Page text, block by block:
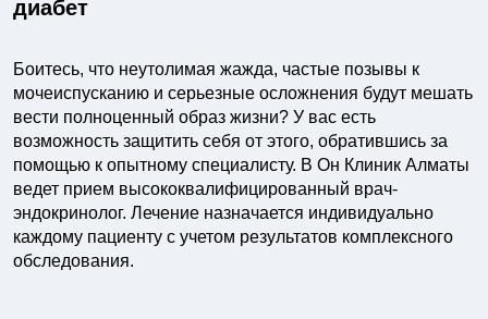
диабет
Боитесь, что неутолимая жажда, частые позывы к
мочеиспусканию и серьезные осложнения будут мешать
вести полноценный образ жизни? У вас есть
возможность защитить себя от этого, обратившись за
помощью к опытному специалисту. В Он Клиник Алматы
ведет прием высококвалифицированный врач-
эндокринолог. Лечение назначается индивидуально
каждому пациенту с учетом результатов комплексного
обследования.